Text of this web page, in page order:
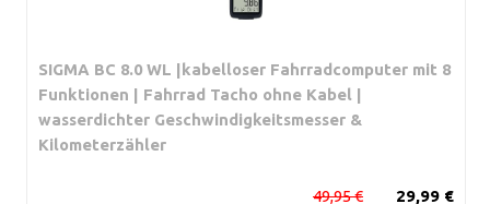
SIGMA BC 8.0 WL |kabelloser Fahrradcomputer mit 8
Funktionen | Fahrrad Tacho ohne Kabel |
wasserdichter Geschwindigkeitsmesser &
Kilometerzähler
29,99 €
49,95 €